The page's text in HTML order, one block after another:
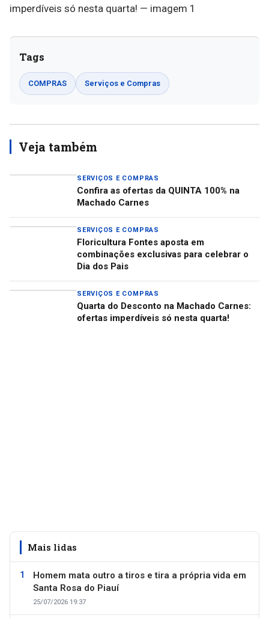
Tags
COMPRAS Serviços e Compras
Veja também
SERVIÇOS E COMPRAS
Confira as ofertas da QUINTA 100% na
Machado Carnes
SERVIÇOS E COMPRAS
Floricultura Fontes aposta em
combinações exclusivas para celebrar o
Dia dos Pais
SERVIÇOS E COMPRAS
Quarta do Desconto na Machado Carnes:
ofertas imperdíveis só nesta quarta!
Mais lidas
Homem mata outro a tiros e tira a própria vida em
Santa Rosa do Piauí
25/07/2026 19:37